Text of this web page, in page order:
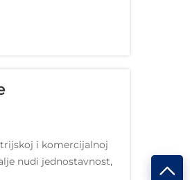
i komercijalnoj
nudi jednostavnost,